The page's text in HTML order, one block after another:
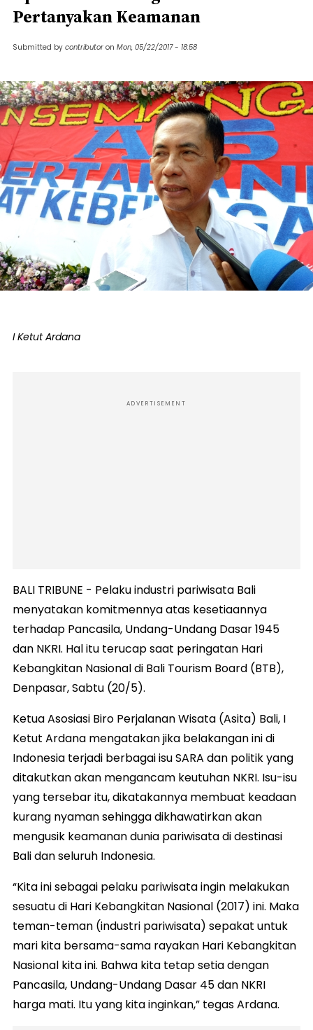
Pertanyakan Keamanan
Submitted by contributor on Mon, 05/22/2017 - 18:58
I Ketut Ardana
ADVERTISEMENT
BALI TRIBUNE - Pelaku industri pariwisata Bali
menyatakan komitmennya atas kesetiaannya
terhadap Pancasila, Undang-Undang Dasar 1945
dan NKRI. Hal itu terucap saat peringatan Hari
Kebangkitan Nasional di Bali Tourism Board (BTB),
Denpasar, Sabtu (20/5).
Ketua Asosiasi Biro Perjalanan Wisata (Asita) Bali, I
Ketut Ardana mengatakan jika belakangan ini di
Indonesia terjadi berbagai isu SARA dan politik yang
ditakutkan akan mengancam keutuhan NKRI. Isu-isu
yang tersebar itu, dikatakannya membuat keadaan
kurang nyaman sehingga dikhawatirkan akan
mengusik keamanan dunia pariwisata di destinasi
Bali dan seluruh Indonesia.
“Kita ini sebagai pelaku pariwisata ingin melakukan
sesuatu di Hari Kebangkitan Nasional (2017) ini. Maka
teman-teman (industri pariwisata) sepakat untuk
mari kita bersama-sama rayakan Hari Kebangkitan
Nasional kita ini. Bahwa kita tetap setia dengan
Pancasila, Undang-Undang Dasar 45 dan NKRI
harga mati. Itu yang kita inginkan,” tegas Ardana.